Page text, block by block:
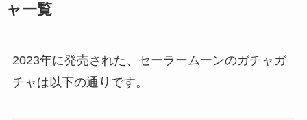
ャ一覧
2023年に発売された、セーラームーンのガチャガ
チャは以下の通りです。